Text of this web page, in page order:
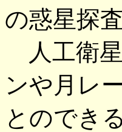
の惑星探
人工衛
ンや月レ
とのでき